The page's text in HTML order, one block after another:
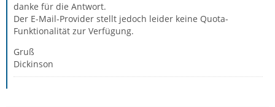
danke für die Antwort.
Der E-Mail-Provider stellt jedoch leider keine Quota-
Funktionalität zur Verfügung.
Gruß
Dickinson